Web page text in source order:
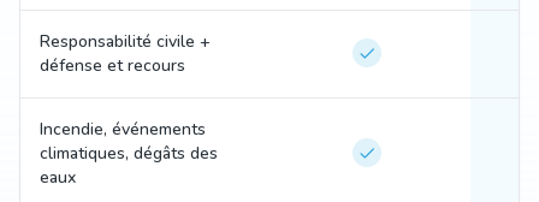
Responsabilité civile +
défense et recours
Incendie, événements
climatiques, dégâts des
eaux